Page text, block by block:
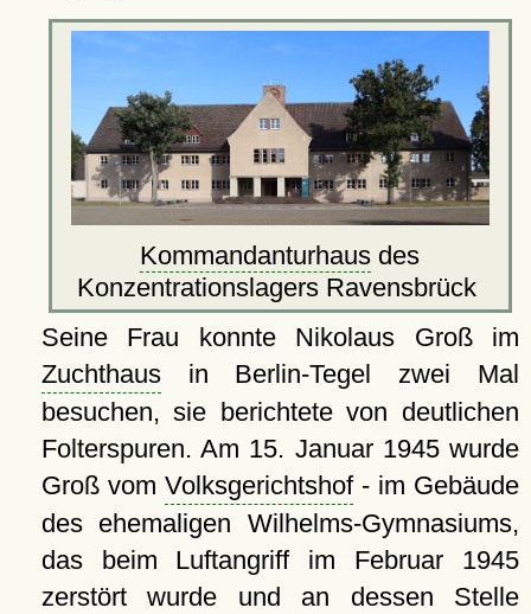
Kommandanturhaus des
Konzentrationslagers Ravensbrück
Seine Frau konnte Nikolaus Groß im
Zuchthausin Berlin-Tegel zwei Mal
besuchen, sie berichtete von deutlichen
Folterspuren. Am 15. Januar 1945 wurde
Groß vom Volksgerichtshof- im Gebäude
des ehemaligen Wilhelms-Gymnasiums,
das beim Luftangriff im Februar 1945
zerstört wurde und an dessen Stelle